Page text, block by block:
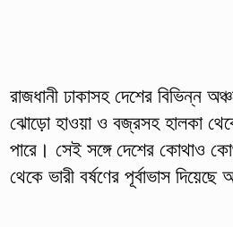
রাজধানী ঢাকাসহ দেশের বিভিন্ন
ঝোড়ো হাওয়া ও বজ্রসহ হালকা থেকে
পারে। সেই সঙ্গে দেশের কোথাও
থেকে ভারী বর্ষণের পূর্বাভাস